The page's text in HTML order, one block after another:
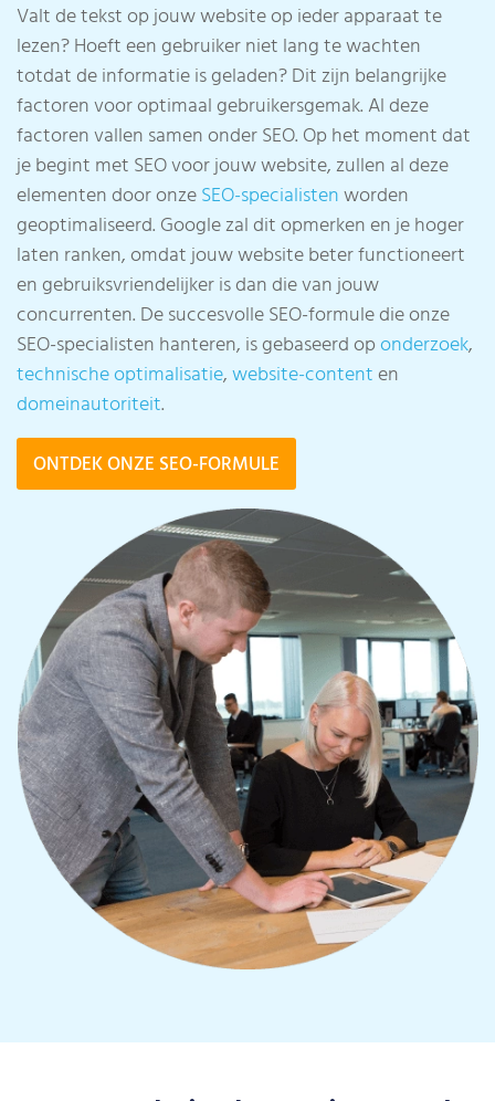
Valt de tekst op jouw website op ieder apparaat te
lezen? Hoeft een gebruiker niet lang te wachten
totdat de informatie is geladen? Dit zijn belangrijke
factoren voor optimaal gebruikersgemak. Al deze
factoren vallen samen onder SEO. Op het moment dat
je begint met SEO voor jouw website, zullen al deze
elementen door onzeSEO-specialistenworden
geoptimaliseerd. Google zal dit opmerken en je hoger
laten ranken, omdat jouw website beter functioneert
en gebruiksvriendelijker is dan die van jouw
concurrenten. De succesvolle SEO-formule die onze
SEO-specialisten hanteren, is gebaseerd oponderzoek,
technische optimalisatie,website-contenten
domeinautoriteit.
ONTDEK ONZE SEO-FORMULE